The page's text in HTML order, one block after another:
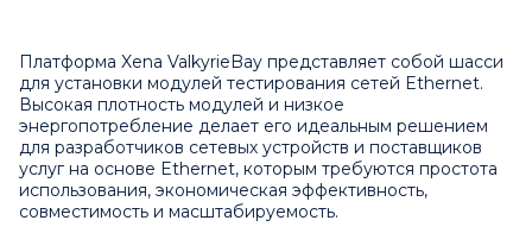
Платформа Xena ValkyrieBay представляет собой шасси
для установки модулей тестирования сетей Ethernet.
Высокая плотность модулей и низкое
энергопотребление делает его идеальным решением
для разработчиков сетевых устройств и поставщиков
услуг на основе Ethernet, которым требуются простота
использования, экономическая эффективность,
совместимость и масштабируемость.